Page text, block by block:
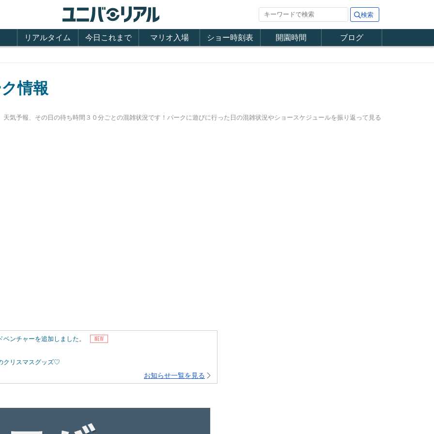
リアルタイム 今日これまで マリオ入場 ショー時刻表 開園時間 ブログ
情報
気予報、その日の待ち時間３０分ごとの混雑状況です！パークに遊びに行った日の混雑状況やショースケジュールを振り返って見る
ンチャーを追加しました。
クリスマスグッズ♡
お知らせ一覧を見る